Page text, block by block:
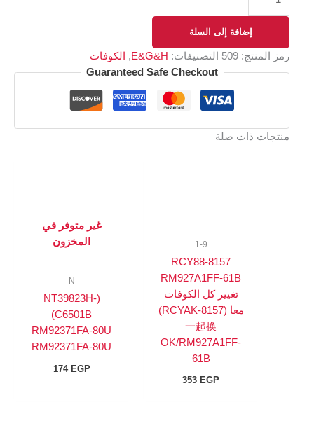
إضافة إلى السلة
رمز المنتج: 509 التصنيفات: E&G&H
,
الكوفات
Guaranteed Safe Checkout
منتجات ذات صلة
1-9
8157-RCY88
RM927A1FF-61B
تغيير كل الكوفات
معا (RCYAK-8157)
一起换
OK/RM927A1FF-
61B
353 EGP
غير متوفر في
المخزون
N
(NT39823H-
C6501B)
RM92371FA-80U
RM92371FA-80U
174 EGP